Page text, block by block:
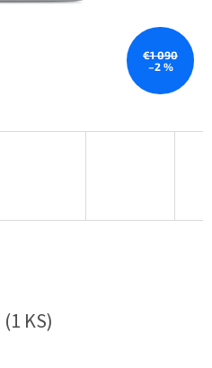
€1 090
–2 %
(1 KS)